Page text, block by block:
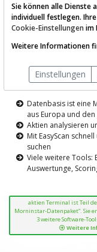
AKTIEN-
Die
TraderFox
Datenbasis ist eine
aus Europa und den
Aktien analysieren
Mit EasyScan
suchen
Viele weitere Tools:
Auswertunge,
aktien Terminal ist Teil
Morninstar-Datenpaket“. Sie
3 weitere Software-
Weitere
Sie können alle Dienste
individuell festlegen.
Cookie-Einstellungen im
Weitere Informationen
Einstellungen